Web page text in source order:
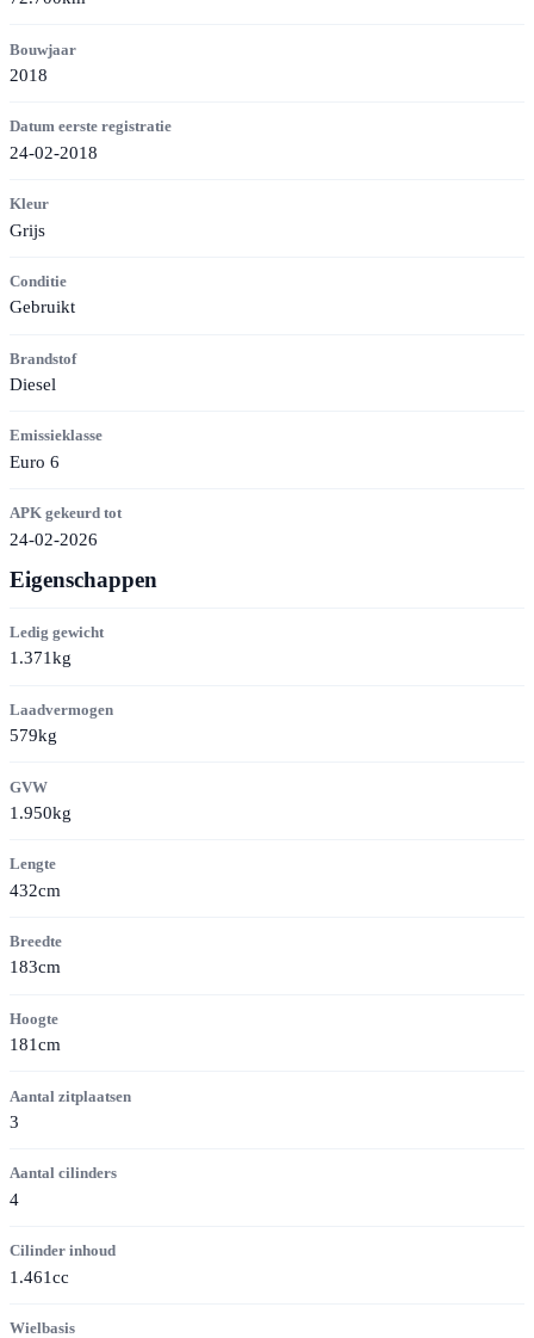
Bouwjaar
2018
Datum eerste registratie
24-02-2018
Kleur
Grijs
Conditie
Gebruikt
Brandstof
Diesel
Emissieklasse
Euro 6
APK gekeurd tot
24-02-2026
Eigenschappen
Ledig gewicht
1.371kg
Laadvermogen
579kg
GVW
1.950kg
Lengte
432cm
Breedte
183cm
Hoogte
181cm
Aantal zitplaatsen
3
Aantal cilinders
4
Cilinder inhoud
1.461cc
Wielbasis